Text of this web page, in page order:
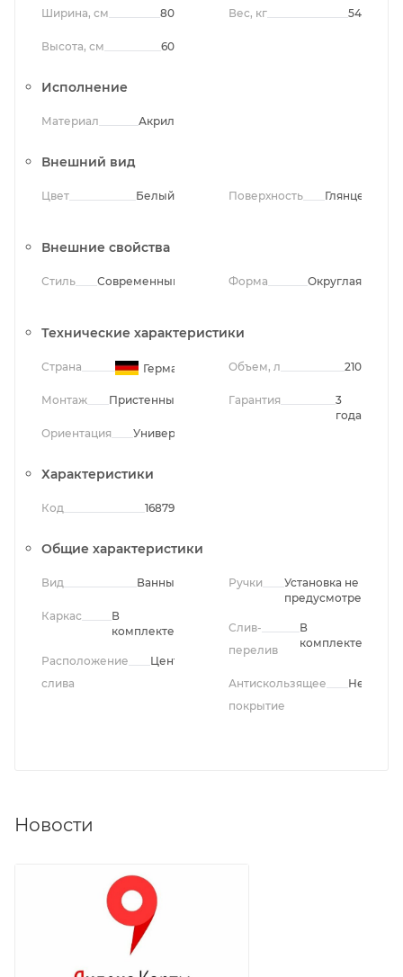
Ширина, см 80
Высота, см 60
Вес, кг 54
Исполнение
Материал Акрил
Внешний вид
Цвет Белый Поверхность Глянцевая
Внешние свойства
Стиль Современный Форма Округлая
Технические характеристики
Страна Германия
Монтаж Пристенный
Ориентация Универсальная
Объем, л 210
Гарантия
3
года
Характеристики
Код 16879
Общие характеристики
Вид Ванны
Каркас
В
комплекте
Расположение
слива
Центральное
Ручки
Установка не
предусмотрена
Слив-
перелив
В
комплекте
Антискользящее
покрытие
Нет
Новости